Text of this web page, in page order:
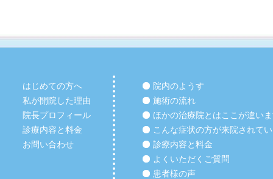
はじめての方へ
私が開院した理由
院長プロフィール
診療内容と料金
お問い合わせ
院内のようす
施術の流れ
ほかの治療院とはここが違い
こんな症状の方が来院されて
診療内容と料金
よくいただくご質問
患者様の声